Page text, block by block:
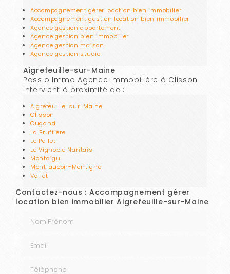
Accompagnement gérer location bien immobilier
Accompagnement gestion location bien immobilier
Agence gestion appartement
Agence gestion bien immobilier
Agence gestion maison
Agence gestion studio
Aigrefeuille-sur-Maine
Passio Immo Agence immobilière à Clisson
intervient à proximité de :
Aigrefeuille-sur-Maine
Clisson
Cugand
La Bruffière
Le Pallet
Le Vignoble Nantais
Montaigu
Montfaucon-Montigné
Vallet
Contactez-nous : Accompagnement gérer
location bien immobilier Aigrefeuille-sur-Maine